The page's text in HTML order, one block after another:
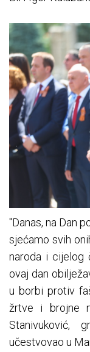
"Danas, na Dan
sjećamo svih
naroda i cijelog
ovaj dan
u borbi protiv
žrtve i brojne
Stanivuković,
učestvovao u